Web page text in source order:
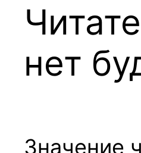
нет
Значение